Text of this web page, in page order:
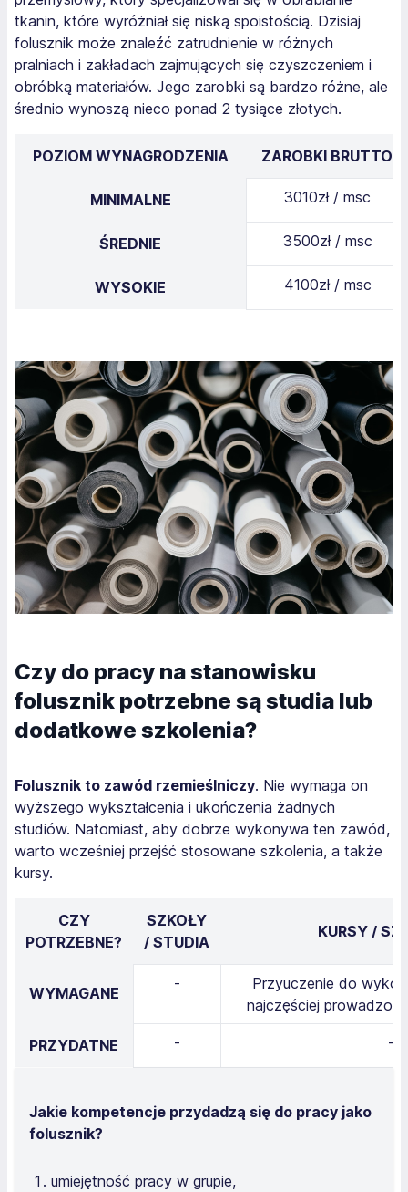
tkanin, które wyróżniał się niską spoistością. Dzisiaj
folusznik może znaleźć zatrudnienie w różnych
pralniach i zakładach zajmujących się czyszczeniem i
obróbką materiałów. Jego zarobki są bardzo różne, ale
średnio wynoszą nieco ponad 2 tysiące złotych.
POZIOM WYNAGRODZENIA ZAROBKI BRUTTO
MINIMALNE 3010zł / msc
ŚREDNIE 3500zł / msc
WYSOKIE 4100zł / msc
Czy do pracy na stanowisku
folusznik potrzebne są studia lub
dodatkowe szkolenia?
Folusznik to zawód rzemieślniczy. Nie wymaga on
wyższego wykształcenia i ukończenia żadnych
studiów. Natomiast, aby dobrze wykonywa ten zawód,
warto wcześniej przejść stosowane szkolenia, a także
kursy.
CZY
POTRZEBNE?
SZKOŁY
/ STUDIA
KURSY /
WYMAGANE
-
Przyuczenie do
najczęściej
PRZYDATNE - -
Jakie kompetencje przydadzą się do pracy jako
folusznik?
umiejętność pracy w grupie,